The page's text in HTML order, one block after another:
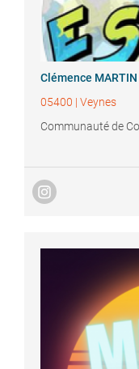
Clémence MARTIN
05400 | Veynes
Communauté de